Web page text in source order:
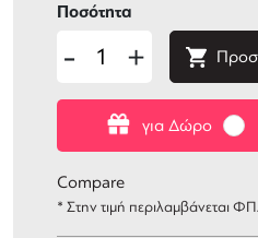
για Δώρο
Ποσότητα
- +
Compare
* Στην τιμή περιλαμβάνεται